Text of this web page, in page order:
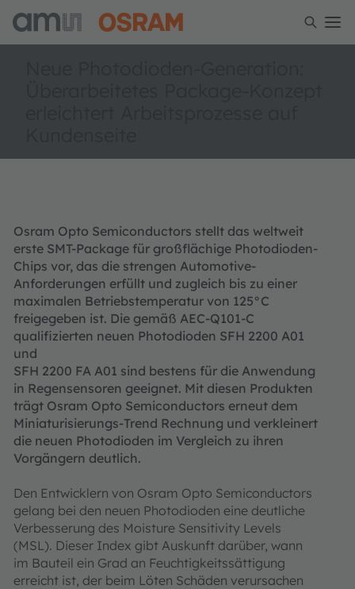
Osram Opto Semiconductors stellt das weltweit
erste SMT-Package für großflächige Photodioden-
Chips vor, das die strengen Automotive-
Anforderungen erfüllt und zugleich bis zu einer
maximalen Betriebstemperatur von 125°C
freigegeben ist. Die gemäß AEC-Q101-C
qualifizierten neuen Photodioden SFH 2200 A01
und
SFH 2200 FA A01 sind bestens für die Anwendung
in Regensensoren geeignet. Mit diesen Produkten
trägt Osram Opto Semiconductors erneut dem
Miniaturisierungs-Trend Rechnung und verkleinert
die neuen Photodioden im Vergleich zu ihren
Vorgängern deutlich.
Den Entwicklern von Osram Opto Semiconductors
gelang bei den neuen Photodioden eine deutliche
Verbesserung des Moisture Sensitivity Levels
(MSL). Dieser Index gibt Auskunft darüber, wann
im Bauteil ein Grad an Feuchtigkeitssättigung
erreicht ist, der beim Löten Schäden verursachen